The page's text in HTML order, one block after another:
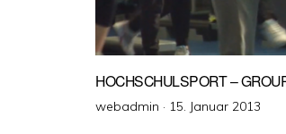
HOCHSCHULSPORT –
webadmin · Veröffentlicht
15. Januar 2013